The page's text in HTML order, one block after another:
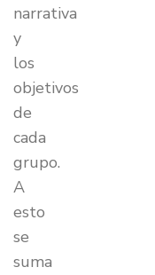
narrativa
y
los
objetivos
de
cada
grupo.
A
esto
se
suma